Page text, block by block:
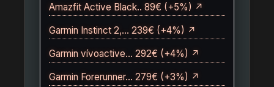
Amazfit Active Black.. 89€ (+5%) ↗
Garmin Instinct 2,… 239€ (+4%) ↗
Garmin vívoactive… 292€ (+4%) ↗
Garmin Forerunner… 279€ (+3%) ↗